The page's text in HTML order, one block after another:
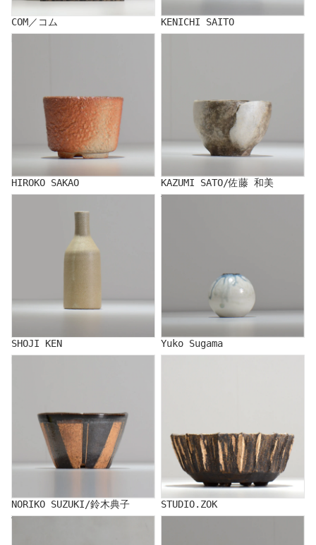
COM／コム
KENICHI SAITO
HIROKO SAKAO
KAZUMI SATO/佐藤 和美
SHOJI KEN
Yuko Sugama
Yuko Sugama
NORIKO SUZUKI/鈴木典子
STUDIO.ZOK
TERRACE COTTA/照鉢